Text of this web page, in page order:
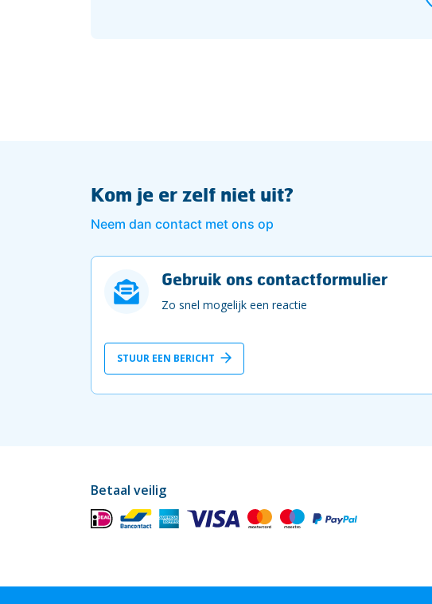
Kom je er zelf niet uit?
Neem dan contact met ons op
Gebruik ons contactformulier
Zo snel mogelijk een reactie
STUUR EEN BERICHT
Betaal veilig